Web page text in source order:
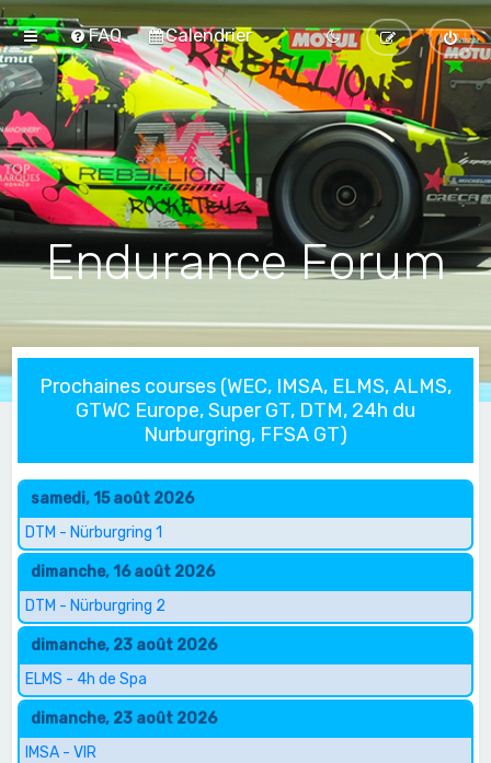
FAQ Calendrier
Endurance Forum
Prochaines courses (WEC, IMSA, ELMS, ALMS,
GTWC Europe, Super GT, DTM, 24h du
Nurburgring, FFSA GT)
samedi, 15 août 2026
DTM - Nürburgring 1
dimanche, 16 août 2026
DTM - Nürburgring 2
dimanche, 23 août 2026
ELMS - 4h de Spa
dimanche, 23 août 2026
IMSA - VIR